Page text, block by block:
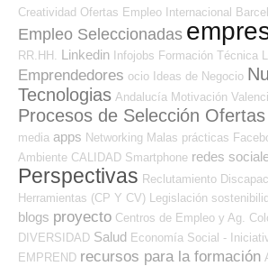
Creatividad Ofertas Empleo Internacional
Empleo Seleccionadas
RR.HH.
Linkedin Infojobs Formación Técnica
Emprendedores ocio Ideas de Negocio
Tecnologias Andalucía Motivación
Procesos de Selección Ofertas
media apps Networking Malas prácticas
Ambiente CALIDAD Smartphone redes
Perspectivas Reclutamiento
Herramientas (CP Y CV) Legislación
blogs proyecto Centros de Empleo y Ag.
DIVERSIDAD Salud Economía Social -
EMPREND recursos para la formación